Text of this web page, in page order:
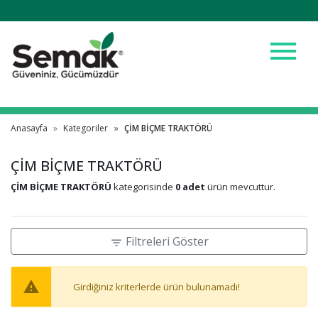
menu
Anasayfa Kategoriler ÇİM BİÇME TRAKTÖRÜ
ÇİM BİÇME TRAKTÖRÜ
ÇİM BİÇME TRAKTÖRÜ kategorisinde 0 adet ürün mevcuttur.
filter_list Filtreleri Göster
warning Girdiğiniz kriterlerde ürün bulunamadı!